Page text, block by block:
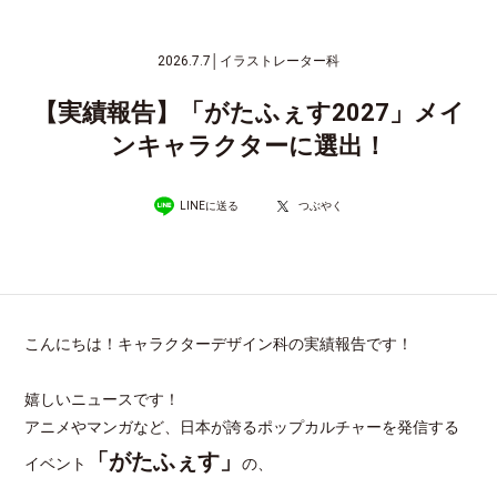
2026.7.7 イラストレーター科
【実績報告】「がたふぇす2027」メイ
ンキャラクターに選出！
LINEに送る つぶやく
こんにちは！キャラクターデザイン科の実績報告です！
嬉しいニュースです！
アニメやマンガなど、日本が誇るポップカルチャーを発信する
イベント 「がたふぇす」の、